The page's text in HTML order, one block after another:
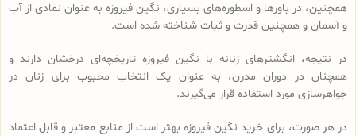
همچنین، در باورها و اسطوره‌های بسیاری، نگین فیروزه به عنوان نمادی از آب
و آسمان و همچنین قدرت و ثبات شناخته شده است.
در نتیجه، انگشترهای زنانه با نگین فیروزه تاریخچه‌ای درخشان دارند و
همچنان در دوران مدرن، به عنوان یک انتخاب محبوب برای زنان در
جواهرسازی مورد استفاده قرار می‌گیرند.
در هر صورت، برای خرید نگین فیروزه بهتر است از منابع معتبر و قابل اعتماد